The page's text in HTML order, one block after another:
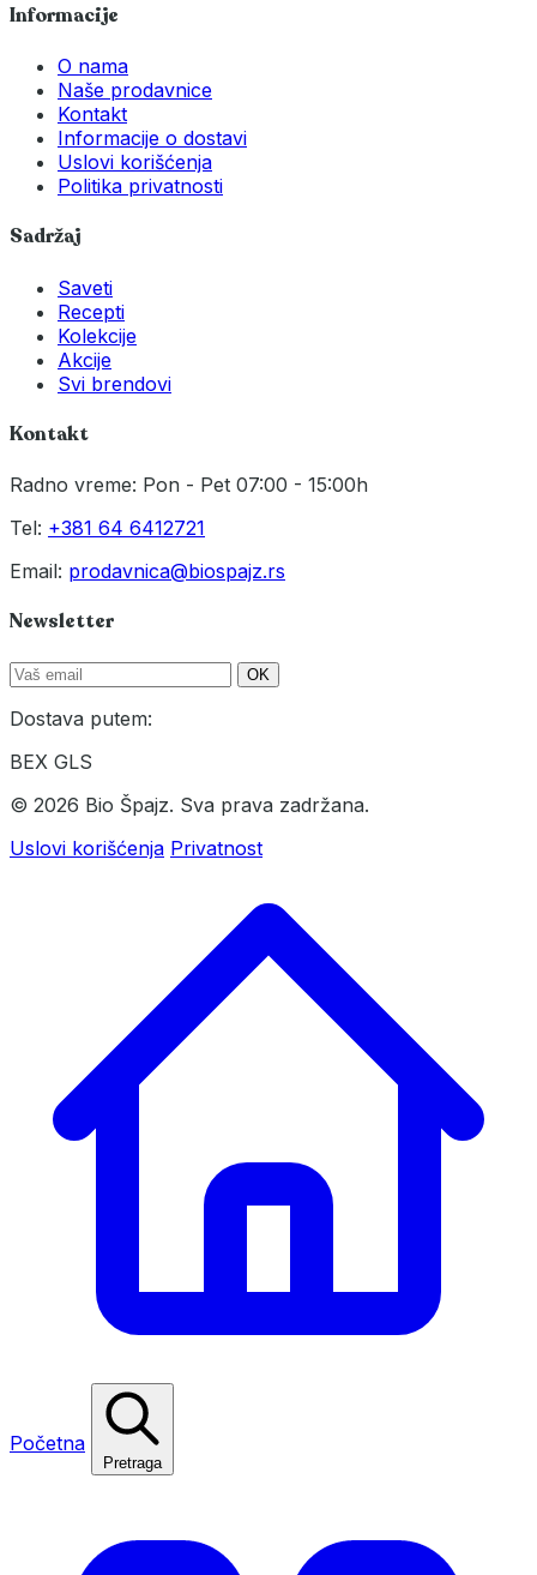
Informacije
O nama
Naše prodavnice
Kontakt
Informacije o dostavi
Uslovi korišćenja
Politika privatnosti
Sadržaj
Saveti
Recepti
Kolekcije
Akcije
Svi brendovi
Kontakt
Radno vreme: Pon - Pet 07:00 - 15:00h
Tel: +381 64 6412721
Email: prodavnica@biospajz.rs
Newsletter
OK
Dostava putem:
BEX GLS
© 2026 Bio Špajz. Sva prava zadržana.
Uslovi korišćenja Privatnost
Početna
Pretraga